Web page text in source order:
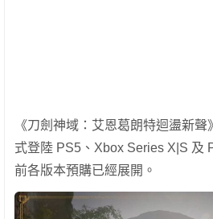
《刀劍神域：艾恩葛朗特迴盪新聲
式登陸 PS5、Xbox Series X|S 及
前各版本預購已經展開。